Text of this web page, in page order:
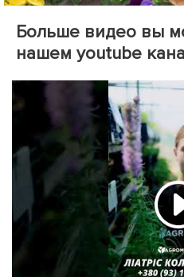
Больше видео вы
нашем youtube